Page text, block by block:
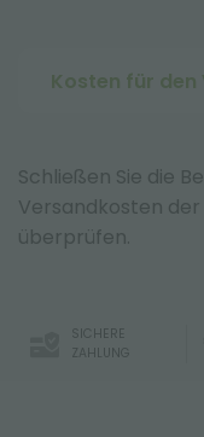
Kosten für den
Schließen Sie die
Versandkosten
überprüfen.
SICHERE
ZAHLUNG